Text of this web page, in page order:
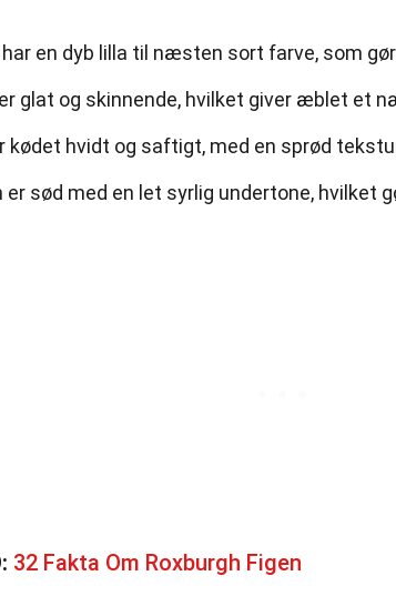
en dyb lilla til næsten sort farve, som
glat og skinnende, hvilket giver æblet et
kødet hvidt og saftigt, med en sprød
er sød med en let syrlig undertone, hvilket
32 Fakta Om Roxburgh Figen